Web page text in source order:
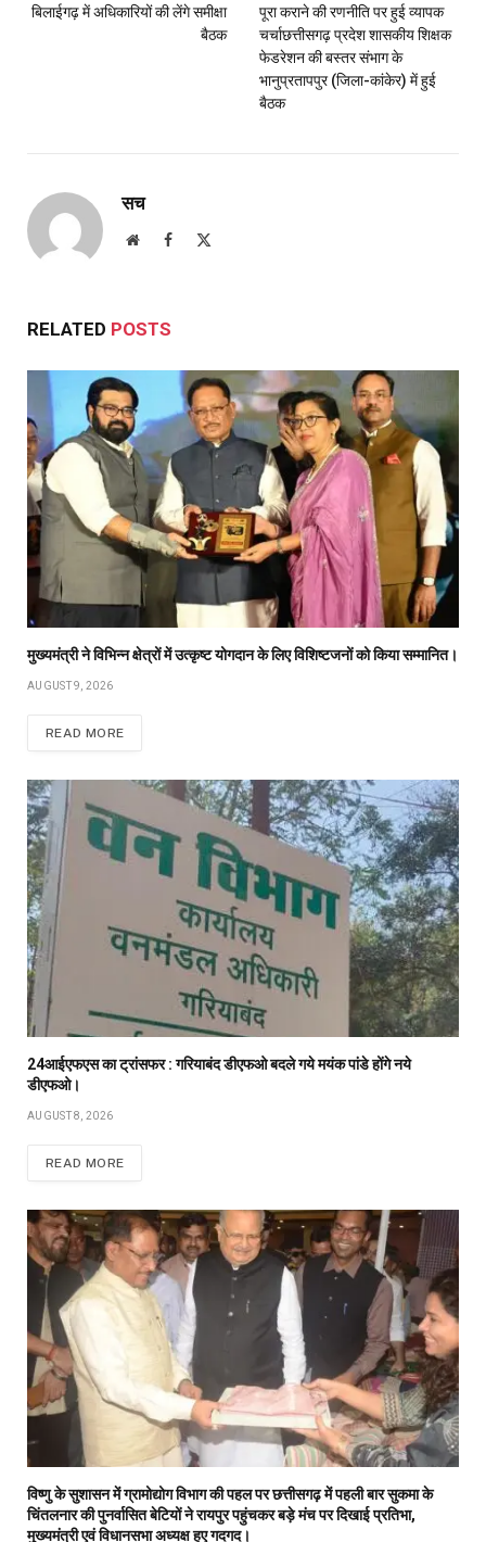
बिलाईगढ़ में अधिकारियों की लेंगे समीक्षा
बैठक
पूरा कराने की रणनीति पर हुई व्यापक
चर्चाछत्तीसगढ़ प्रदेश शासकीय शिक्षक
फेडरेशन की बस्तर संभाग के
भानुप्रतापपुर (जिला-कांकेर) में हुई
बैठक
सच
WebsiteFacebook
RELATED POSTS
मुख्यमंत्री ने विभिन्न क्षेत्रों में उत्कृष्ट योगदान के लिए विशिष्टजनों को किया सम्मानित।
AUGUST 9, 2026
READ MORE
24आईएफएस का ट्रांसफर : गरियाबंद डीएफओ बदले गये मयंक पांडे होंगे नये
डीएफओ।
AUGUST 8, 2026
READ MORE
विष्णु के सुशासन में ग्रामोद्योग विभाग की पहल पर छत्तीसगढ़ में पहली बार सुकमा के
चिंतलनार की पुनर्वासित बेटियों ने रायपुर पहुंचकर बड़े मंच पर दिखाई प्रतिभा,
मुख्यमंत्री एवं विधानसभा अध्यक्ष हुए गदगद।